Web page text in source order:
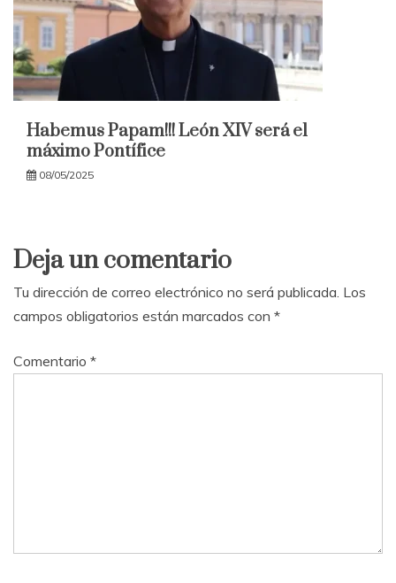
Habemus Papam!!! León XIV será el
máximo Pontífice
08/05/2025
Deja un comentario
Tu dirección de correo electrónico no será publicada. Los
campos obligatorios están marcados con *
Comentario *